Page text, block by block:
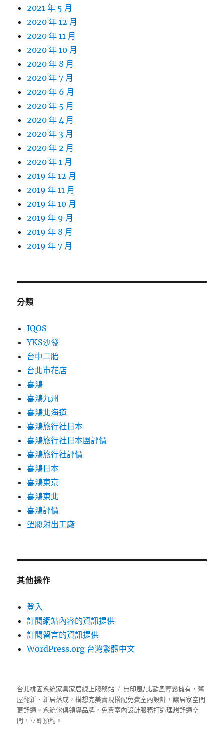
2021 年 5 月
2020 年 12 月
2020 年 11 月
2020 年 10 月
2020 年 8 月
2020 年 7 月
2020 年 6 月
2020 年 5 月
2020 年 4 月
2020 年 3 月
2020 年 2 月
2020 年 1 月
2019 年 12 月
2019 年 11 月
2019 年 10 月
2019 年 9 月
2019 年 8 月
2019 年 7 月
分類
IQOS
YKS沙發
台中二胎
台北市花店
喜鴻
喜鴻九州
喜鴻北海道
喜鴻旅行社日本
喜鴻旅行社日本團評價
喜鴻旅行社評價
喜鴻日本
喜鴻東京
喜鴻東北
喜鴻評價
塑膠射出工廠
其他操作
登入
訂閱網站內容的資訊提供
訂閱留言的資訊提供
WordPress.org 台灣繁體中文
台北桃園系統家具家居線上服務站
無印風/北歐風輕鬆擁有，舊
屋翻新、新居落成，構想完美實現搭配免費室內設計，讓居家空間
更舒適。 系統傢俱領導品牌，免費室內設計服務打造理想舒適空
間，立即預約。